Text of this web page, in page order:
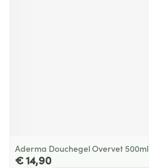
Aderma Douchegel Overvet 500ml
€ 14,90